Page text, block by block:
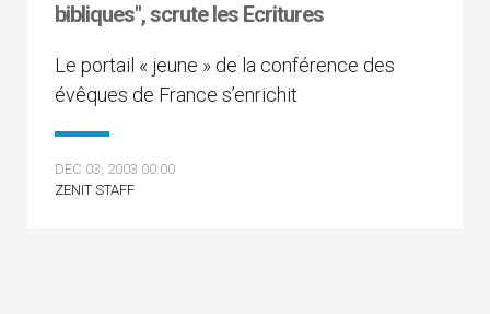
bibliques", scrute les Ecritures
Le portail « jeune » de la conférence des
évêques de France s’enrichit
DEC 03, 2003 00:00
ZENIT STAFF